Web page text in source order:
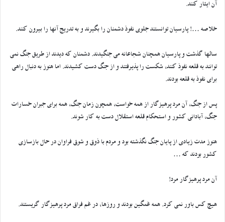
آن ایثار کنند.
خلاصه …! پارسیان توانستند جلوی نفوذ دشمنان را بگیرند و به تدریج آنها را بیرون کنند.
سالها گذشت و پارسیان همچنان شجاعانه می جنگیدند. دشمنان که دیدند از طریق جنگ نمی
توانند به قلعه نفوذ کنند، شکست را پذیرفتند و از جنگ دست کشیدند. اما هنوز به دنبال راهی
برای نفوذ به قلعه بودند.
پس از جنگ، آن مرد پرهیزگار از همه خواست، همچون زمان جنگ، همه برای جبران خسارات
جنگ، آبادانی کشور و استحکام قلعه استقلال دست به کار شوند.
هنوز مدت زیادی از پایان جنگ نگذشته بود و مردم با ذوق و شوق فراوان در حال بازسازی
کشور بودند که …
آن مرد پرهیزگار مرد!
هیچ کس باور نمی کرد. همه غمگین بودند و روزها، در غم فراق مرد پرهیزگار گریستند.